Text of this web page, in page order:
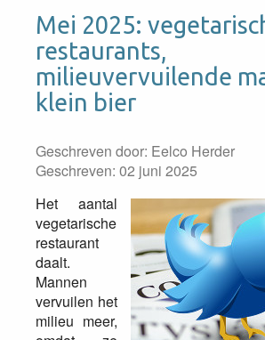
Mei 2025:
restaurants,
milieuvervuilende
klein bier
Geschreven door: Eelco Herder
Geschreven: 02 juni 2025
Het aantal
vegetarische
restaurant
daalt.
Mannen
vervuilen het
milieu meer,